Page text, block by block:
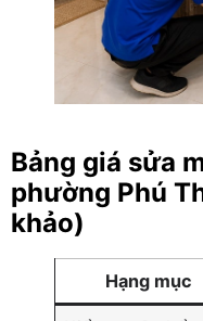
Bảng giá sửa
phường Phú
khảo)
Hạng mục